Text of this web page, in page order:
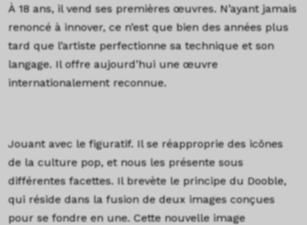
À 18 ans, il vend ses premières œuvres. N’ayant jamais
renoncé à innover, ce n’est que bien des années plus
tard que l’artiste perfectionne sa technique et son
langage. Il offre aujourd’hui une œuvre
internationalement reconnue.
Jouant avec le figuratif. Il se réapproprie des icônes
de la culture pop, et nous les présente sous
différentes facettes. Il brevète le principe du Dooble,
qui réside dans la fusion de deux images conçues
pour se fondre en une. Cette nouvelle image